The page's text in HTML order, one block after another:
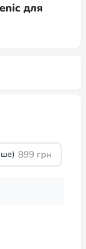
для
899 грн